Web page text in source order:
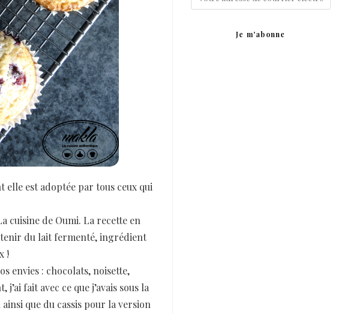
elle est adoptée par tous ceux qui
cuisine de Oumi. La recette en
du lait fermenté, ingrédient
!
envies : chocolats, noisette,
fait avec ce que j’avais sous la
que du cassis pour la version